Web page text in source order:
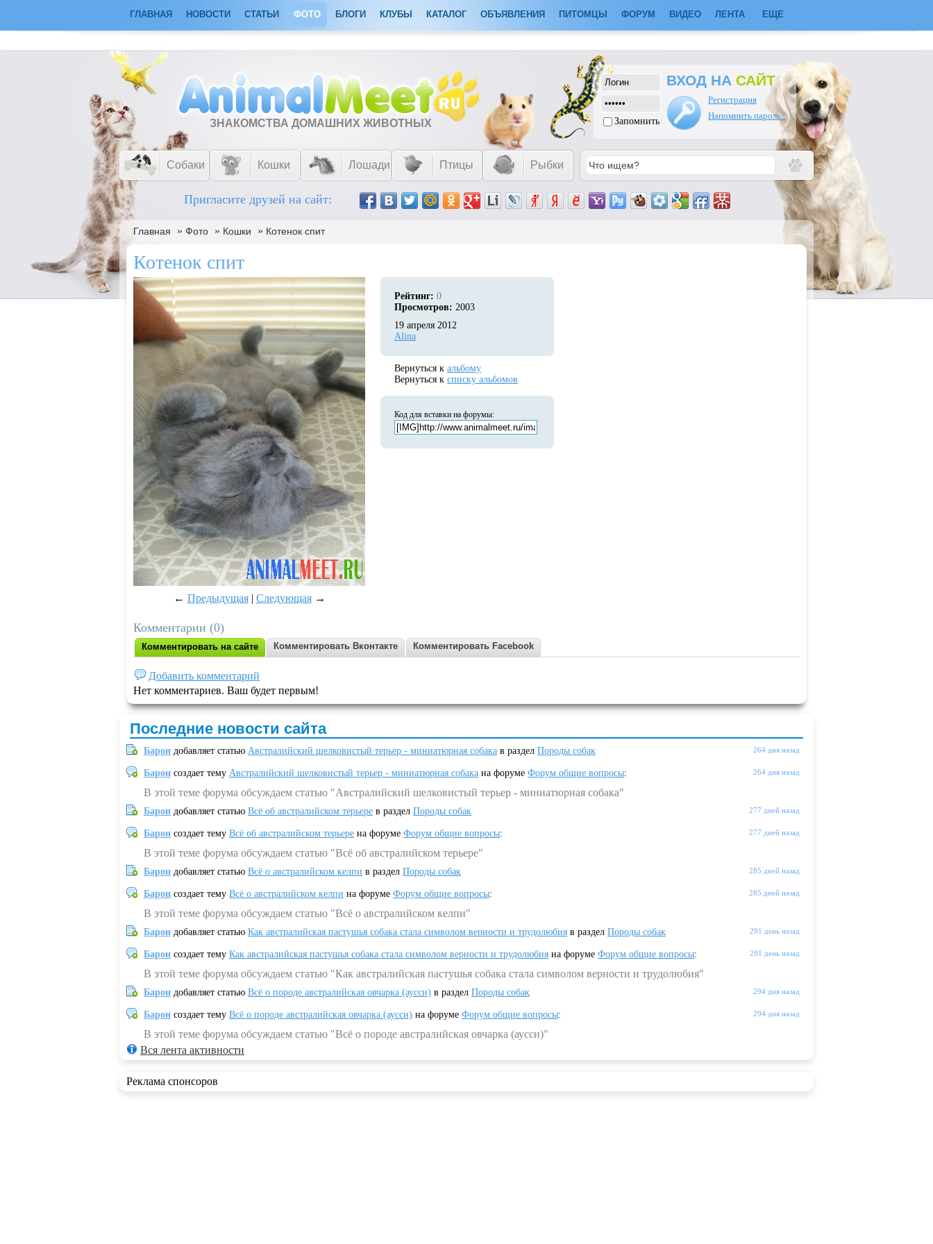
ГЛАВНАЯ НОВОСТИ СТАТЬИ ФОТО БЛОГИ КЛУБЫ КАТАЛОГ ОБЪЯВЛЕНИЯ ПИТОМЦЫ ФОРУМ ВИДЕО ЛЕНТА ЕЩЕ
ЗНАКОМСТВА ДОМАШНИХ ЖИВОТНЫХ Запомнить
ВХОД НА САЙТ
Регистрация
Напомнить пароль?
Собаки Кошки Лошади Птицы Рыбки
Пригласите друзей на сайт:
Главная » Фото » Кошки » Котенок спит
Котенок спит
← Предыдущая| Следующая→
Рейтинг: 0
Просмотров: 2003
19 апреля 2012
Alina
Вернуться к альбому
Вернуться к списку альбомов
Код для вставки на форумы:
Комментарии (0)
Комментировать на сайте Комментировать Вконтакте Комментировать Facebook
Добавить комментарий
Нет комментариев. Ваш будет первым!
Последние новости сайта
264 дня назад
Барон добавляет статью Австралийский шелковистый терьер - миниатюрная собака в раздел Породы собак
264 дня назад
Барон создает тему Австралийский шелковистый терьер - миниатюрная собака на форуме Форум общие вопросы:
В этой теме форума обсуждаем статью "Австралийский шелковистый терьер - миниатюрная собака"
277 дней назад
Барон добавляет статью Всё об австралийском терьере в раздел Породы собак
277 дней назад
Барон создает тему Всё об австралийском терьере на форуме Форум общие вопросы:
В этой теме форума обсуждаем статью "Всё об австралийском терьере"
285 дней назад
Барон добавляет статью Всё о австралийском келпи в раздел Породы собак
285 дней назад
Барон создает тему Всё о австралийском келпи на форуме Форум общие вопросы:
В этой теме форума обсуждаем статью "Всё о австралийском келпи"
291 день назад
Барон добавляет статью Как австралийская пастушья собака стала символом верности и трудолюбия в раздел Породы собак
291 день назад
Барон создает тему Как австралийская пастушья собака стала символом верности и трудолюбия на форуме Форум общие вопросы:
В этой теме форума обсуждаем статью "Как австралийская пастушья собака стала символом верности и трудолюбия"
294 дня назад
Барон добавляет статью Всё о породе австралийская овчарка (аусси) в раздел Породы собак
294 дня назад
Барон создает тему Всё о породе австралийская овчарка (аусси) на форуме Форум общие вопросы:
В этой теме форума обсуждаем статью "Всё о породе австралийская овчарка (аусси)"
Вся лента активности
Реклама спонсоров